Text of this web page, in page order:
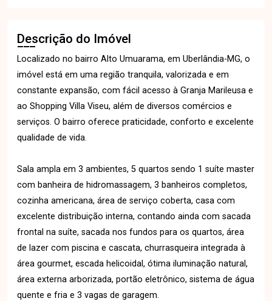
Descrição do Imóvel
Localizado no bairro Alto Umuarama, em Uberlândia-MG, o
imóvel está em uma região tranquila, valorizada e em
constante expansão, com fácil acesso à Granja Marileusa e
ao Shopping Villa Viseu, além de diversos comércios e
serviços. O bairro oferece praticidade, conforto e excelente
qualidade de vida.
Sala ampla em 3 ambientes, 5 quartos sendo 1 suíte master
com banheira de hidromassagem, 3 banheiros completos,
cozinha americana, área de serviço coberta, casa com
excelente distribuição interna, contando ainda com sacada
frontal na suíte, sacada nos fundos para os quartos, área
de lazer com piscina e cascata, churrasqueira integrada à
área gourmet, escada helicoidal, ótima iluminação natural,
área externa arborizada, portão eletrônico, sistema de água
quente e fria e 3 vagas de garagem.